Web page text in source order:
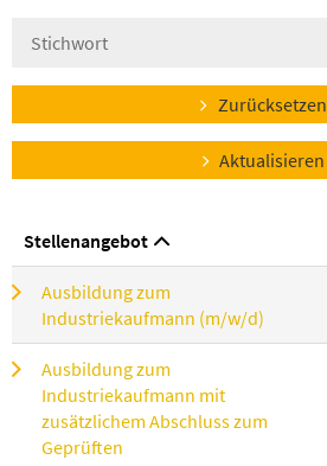
Zurücksetzen
Aktualisieren
Stellenangebot
Ausbildung zum
Industriekaufmann (m/w/d)
Ausbildung zum
Industriekaufmann mit
zusätzlichem Abschluss zum
Geprüften